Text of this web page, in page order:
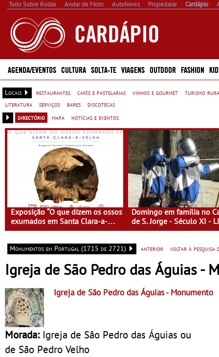
Tudo Sobre Rodas Andar de Moto AutoNews Propedalar Cardápio
AGENDA/EVENTOS CULTURA SOLTA-TE VIAGENS OUTDOOR FASHION
Locais restaurantes cafés e pastelarias vinhos e gourmet turismo
literatura
serviços bares
discotecas
directório
mapa notícias e eventos
Exposição “O que dizem os ossos
exumados em Santa Clara-a-
Velha”
Domingo em família no
de S. Jorge - Século XI -
Fora do Condado
Monumentos em Portugal (1715 de 2721) anterior voltar à pesquisa
Igreja de São Pedro das Águias -
Igreja de São Pedro das Águias- Monumento
Morada: Igreja de São Pedro das Águias ou
de São Pedro Velho